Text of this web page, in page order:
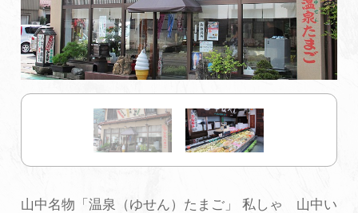
マイページ
初めての加賀温泉郷
加賀に泊まって！北陸巡り♪
ご当地グルメ
山中名物「温泉（ゆせん）たまご」 私しゃ 山中い